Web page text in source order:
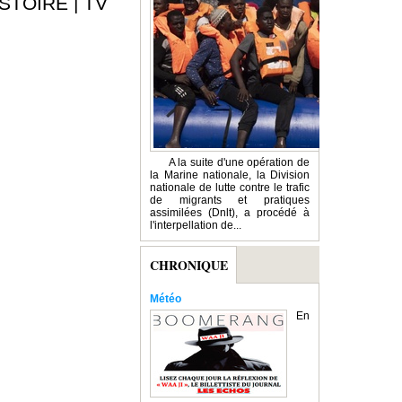
A la suite d'une opération de
la Marine nationale, la Division
nationale de lutte contre le trafic
de migrants et pratiques
assimilées (Dnlt), a procédé à
l'interpellation de...
CHRONIQUE
Météo
En